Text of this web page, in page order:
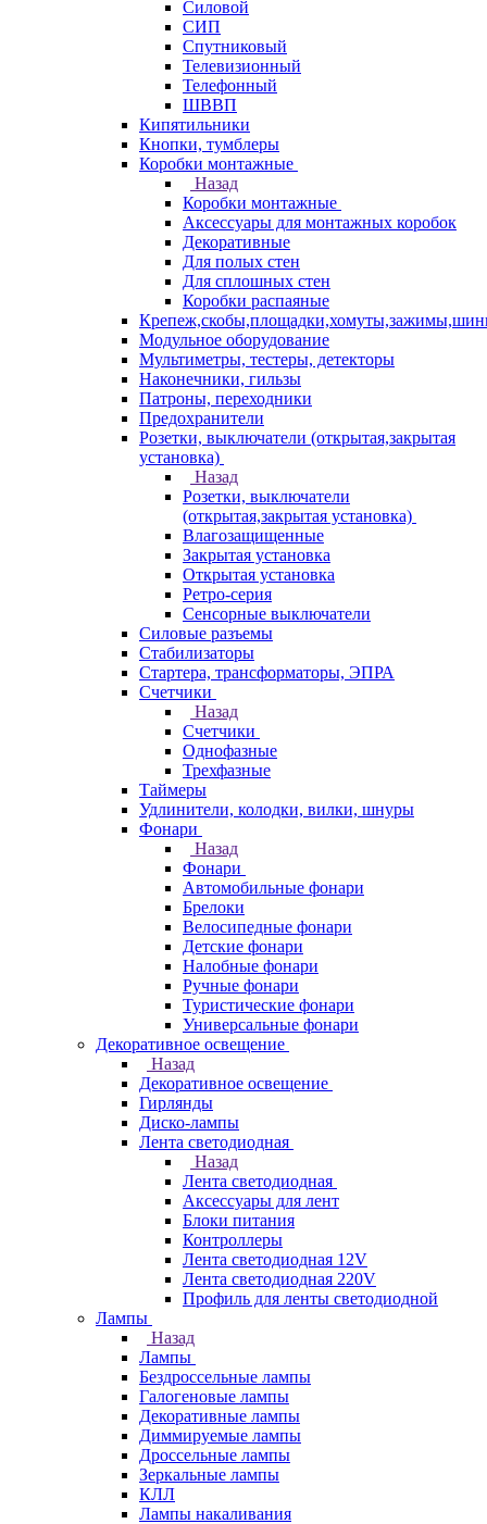
Силовой
СИП
Спутниковый
Телевизионный
Телефонный
ШВВП
Кипятильники
Кнопки, тумблеры
Коробки монтажные
Назад
Коробки монтажные
Аксессуары для монтажных коробок
Декоративные
Для полых стен
Для сплошных стен
Коробки распаяные
Модульное оборудование
Мультиметры, тестеры, детекторы
Наконечники, гильзы
Патроны, переходники
Предохранители
Розетки, выключатели (открытая,закрытая
установка)
Назад
Розетки, выключатели
(открытая,закрытая установка)
Влагозащищенные
Закрытая установка
Открытая установка
Ретро-серия
Сенсорные выключатели
Силовые разъемы
Стабилизаторы
Стартера, трансформаторы, ЭПРА
Счетчики
Назад
Счетчики
Однофазные
Трехфазные
Таймеры
Удлинители, колодки, вилки, шнуры
Фонари
Назад
Фонари
Автомобильные фонари
Брелоки
Велосипедные фонари
Детские фонари
Налобные фонари
Ручные фонари
Туристические фонари
Универсальные фонари
Декоративное освещение
Назад
Декоративное освещение
Гирлянды
Диско-лампы
Лента светодиодная
Назад
Лента светодиодная
Аксессуары для лент
Блоки питания
Контроллеры
Лента светодиодная 12V
Лента светодиодная 220V
Профиль для ленты светодиодной
Лампы
Назад
Лампы
Бездроссельные лампы
Галогеновые лампы
Декоративные лампы
Диммируемые лампы
Дроссельные лампы
Зеркальные лампы
КЛЛ
Лампы накаливания